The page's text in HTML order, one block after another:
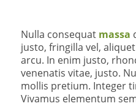
Nulla consequat massa
justo, fringilla vel,
arcu. In enim justo,
venenatis vitae, justo.
mollis pretium. Integer
Vivamus elementum